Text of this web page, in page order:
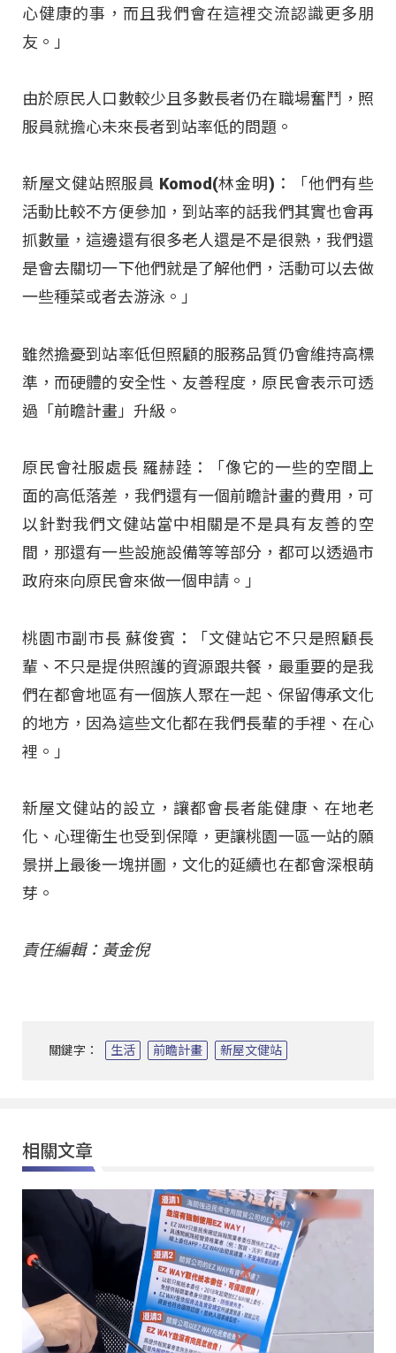
心健康的事，而且我們會在這裡交流認識更多朋
友。」
由於原民人口數較少且多數長者仍在職場奮鬥，照
服員就擔心未來長者到站率低的問題。
新屋文健站照服員 Komod(林金明)：「他們有些
活動比較不方便參加，到站率的話我們其實也會再
抓數量，這邊還有很多老人還是不是很熟，我們還
是會去關切一下他們就是了解他們，活動可以去做
一些種菜或者去游泳。」
雖然擔憂到站率低但照顧的服務品質仍會維持高標
準，而硬體的安全性、友善程度，原民會表示可透
過「前瞻計畫」升級。
原民會社服處長 羅赫踛：「像它的一些的空間上
面的高低落差，我們還有一個前瞻計畫的費用，可
以針對我們文健站當中相關是不是具有友善的空
間，那還有一些設施設備等等部分，都可以透過市
政府來向原民會來做一個申請。」
桃園市副市長 蘇俊賓：「文健站它不只是照顧長
輩、不只是提供照護的資源跟共餐，最重要的是我
們在都會地區有一個族人聚在一起、保留傳承文化
的地方，因為這些文化都在我們長輩的手裡、在心
裡。」
新屋文健站的設立，讓都會長者能健康、在地老
化、心理衛生也受到保障，更讓桃園一區一站的願
景拼上最後一塊拼圖，文化的延續也在都會深根萌
芽。
責任編輯：黃金倪
關鍵字： 生活 前瞻計畫 新屋文健站
相關文章